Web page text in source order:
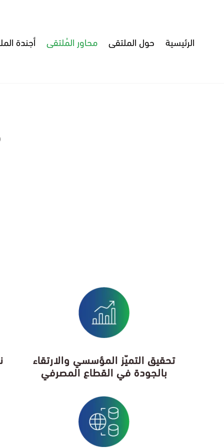
الرئيسية حول الملتقى محاور المُلتقى أجندة
تحقيق التميّز المؤسسي والارتقاء
بالجودة في القطاع المصرفي